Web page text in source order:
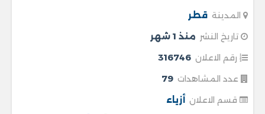
المدينة قطر
تاريخ النشر منذ 1 شهر
رقم الاعلان 316746
عدد المشاهدات 79
قسم الاعلان أزياء